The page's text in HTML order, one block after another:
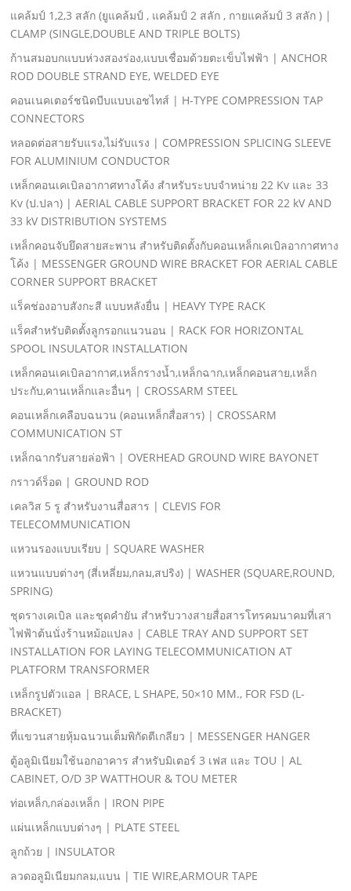
แคล้มป์ 1,2,3 สลัก (ยูแคล้มป์ , แคล้มป์ 2 สลัก , กายแคล้มป์ 3 สลัก ) |
CLAMP (SINGLE,DOUBLE AND TRIPLE BOLTS)
ก้านสมอบกแบบห่วงสองร่อง,แบบเชื่อมด้วยตะเข็บไฟฟ้า | ANCHOR
ROD DOUBLE STRAND EYE, WELDED EYE
คอนเนคเตอร์ชนิดบีบแบบเอชไทส์ | H-TYPE COMPRESSION TAP
CONNECTORS
หลอดต่อสายรับแรง,ไม่รับแรง | COMPRESSION SPLICING SLEEVE
FOR ALUMINIUM CONDUCTOR
เหล็กคอนเคเบิลอากาศทางโค้ง สําหรับระบบจําหน่าย 22 Kv และ 33
Kv (ป.ปลา) | AERIAL CABLE SUPPORT BRACKET FOR 22 kV AND
33 kV DISTRIBUTION SYSTEMS
เหล็กคอนจับยึดสายสะพาน สําหรับติดตั้งกับคอนเหล็กเคเบิลอากาศทาง
โค้ง | MESSENGER GROUND WIRE BRACKET FOR AERIAL CABLE
CORNER SUPPORT BRACKET
แร็คช่องอาบสังกะสี แบบหลังยื่น | HEAVY TYPE RACK
แร็คสําหรับติดตั้งลูกรอกแนวนอน | RACK FOR HORIZONTAL
SPOOL INSULATOR INSTALLATION
เหล็กคอนเคเบิลอากาศ,เหล็กรางนํ้า,เหล็กฉาก,เหล็กคอนสาย,เหล็ก
ประกับ,คานเหล็กและอื่นๆ | CROSSARM STEEL
คอนเหล็กเคลือบฉนวน (คอนเหล็กสื่อสาร) | CROSSARM
COMMUNICATION ST
เหล็กฉากรับสายล่อฟ้า | OVERHEAD GROUND WIRE BAYONET
กราวด์ร็อด | GROUND ROD
เคลวิส 5 รู สําหรับงานสื่อสาร | CLEVIS FOR
TELECOMMUNICATION
แหวนรองแบบเรียบ | SQUARE WASHER
แหวนแบบต่างๆ (สี่เหลี่ยม,กลม,สปริง) | WASHER (SQUARE,ROUND,
SPRING)
ชุดรางเคเบิล และชุดคํายัน สําหรับวางสายสื่อสารโทรคมนาคมที่เสา
ไฟฟ้าต้นนั่งร้านหม้อแปลง | CABLE TRAY AND SUPPORT SET
INSTALLATION FOR LAYING TELECOMMUNICATION AT
PLATFORM TRANSFORMER
เหล็กรูปตัวแอล | BRACE, L SHAPE, 50×10 MM., FOR FSD (L-
BRACKET)
ที่แขวนสายหุ้มฉนวนเต็มพิกัดตีเกลียว | MESSENGER HANGER
ตู้อลูมิเนียมใช้นอกอาคาร สําหรับมิเตอร์ 3 เฟส และ TOU | AL
CABINET, O/D 3P WATTHOUR & TOU METER
ท่อเหล็ก,กล่องเหล็ก | IRON PIPE
แผ่นเหล็กแบบต่างๆ | PLATE STEEL
ลูกถ้วย | INSULATOR
ลวดอลูมิเนียมกลม,แบน | TIE WIRE,ARMOUR TAPE